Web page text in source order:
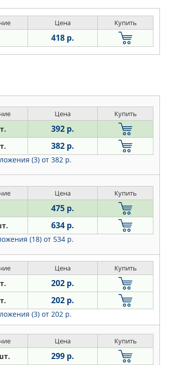
Цена Купить
418 р.
Цена Купить
392 р.
382 р.
(3) от 382 р.
Цена Купить
475 р.
634 р.
(18) от 534 р.
Цена Купить
202 р.
202 р.
(3) от 202 р.
Цена Купить
299 р.